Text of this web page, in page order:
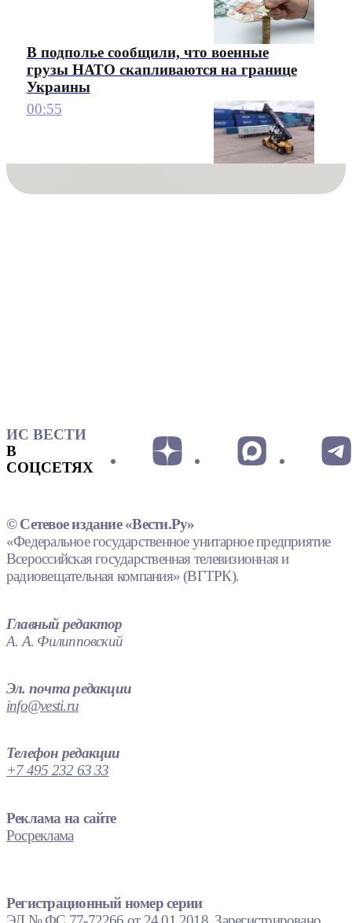
В подполье сообщили, что военные
грузы НАТО скапливаются на границе
Украины
00:55
ИС ВЕСТИ
В
СОЦСЕТЯХ
© Сетевое издание «Вести.Ру»
«Федеральное государственное унитарное предприятие
Всероссийская государственная телевизионная и
радиовещательная компания» (ВГТРК).
Главный редактор
А. А. Филипповский
Эл. почта редакции
info@vesti.ru
Телефон редакции
+7 495 232 63 33
Реклама на сайте
Росреклама
Регистрационный номер серии